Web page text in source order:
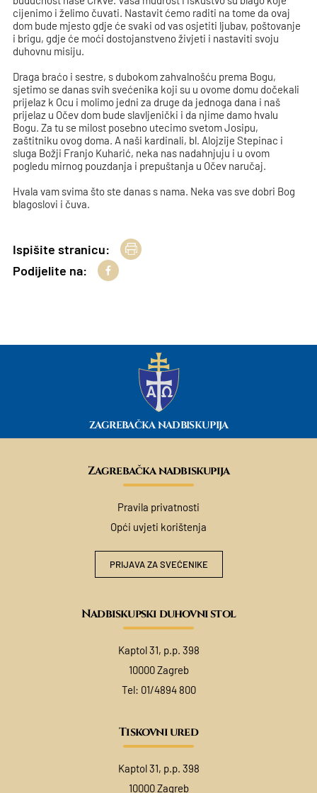
cijenimo i želimo čuvati. Nastavit ćemo raditi na tome da ovaj
dom bude mjesto gdje će svaki od vas osjetiti ljubav, poštovanje
i brigu, gdje će moći dostojanstveno živjeti i nastaviti svoju
duhovnu misiju.
Draga braćo i sestre, s dubokom zahvalnošću prema Bogu,
sjetimo se danas svih svećenika koji su u ovome domu dočekali
prijelaz k Ocu i molimo jedni za druge da jednoga dana i naš
prijelaz u Očev dom bude slavljenički i da njime damo hvalu
Bogu. Za tu se milost posebno utecimo svetom Josipu,
zaštitniku ovog doma. A naši kardinali, bl. Alojzije Stepinac i
sluga Božji Franjo Kuharić, neka nas nadahnjuju i u ovom
pogledu mirnog pouzdanja i prepuštanja u Očev naručaj.
Hvala vam svima što ste danas s nama. Neka vas sve dobri Bog
blagoslovi i čuva.
Ispišite stranicu:
Podijelite na:
ZAGREBAČKA NADBISKUPIJA
Zagrebačka nadbiskupija
Pravila privatnosti
Opći uvjeti korištenja
PRIJAVA ZA SVEĆENIKE
Nadbiskupski duhovni stol
Kaptol 31, p.p. 398
10000 Zagreb
Tel: 01/4894 800
Tiskovni ured
Kaptol 31, p.p. 398
10000 Zagreb